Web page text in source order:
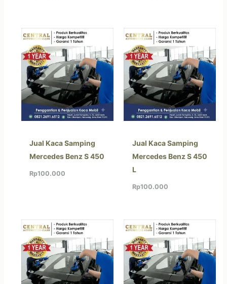
Jual Kaca Samping
Mercedes Benz S 450
Rp100.000
Jual Kaca Samping
Mercedes Benz S 450
L
Rp100.000